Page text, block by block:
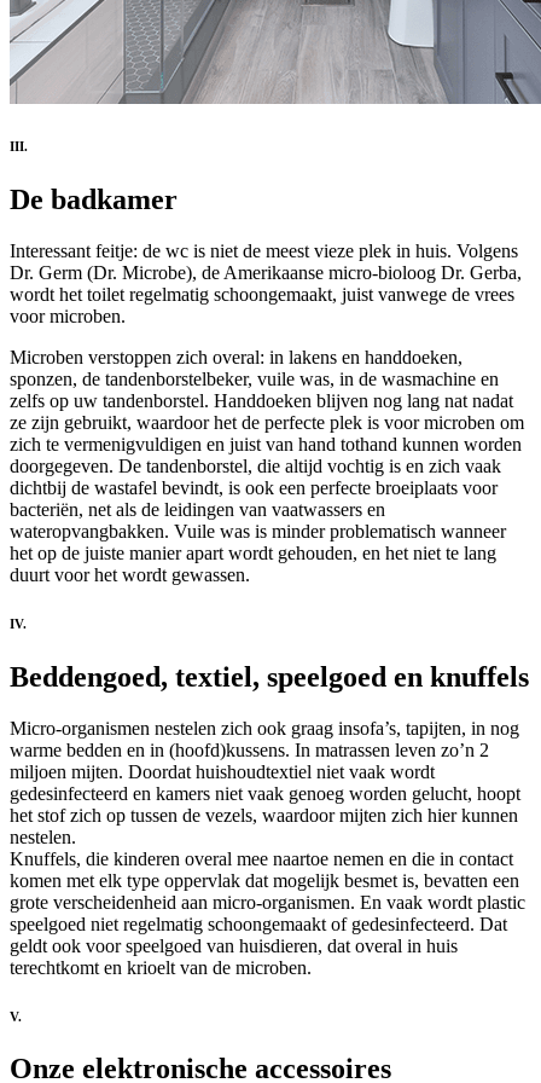
III.
De badkamer
Interessant feitje: de wc is niet de meest vieze plek in huis. Volgens
Dr. Germ (Dr. Microbe), de Amerikaanse micro-bioloog Dr. Gerba,
wordt het toilet regelmatig schoongemaakt, juist vanwege de vrees
voor microben.
Microben verstoppen zich overal: in lakens en handdoeken,
sponzen, de tandenborstelbeker, vuile was, in de wasmachine en
zelfs op uw tandenborstel. Handdoeken blijven nog lang nat nadat
ze zijn gebruikt, waardoor het de perfecte plek is voor microben om
zich te vermenigvuldigen en juist van hand tothand kunnen worden
doorgegeven. De tandenborstel, die altijd vochtig is en zich vaak
dichtbij de wastafel bevindt, is ook een perfecte broeiplaats voor
bacteriën, net als de leidingen van vaatwassers en
wateropvangbakken. Vuile was is minder problematisch wanneer
het op de juiste manier apart wordt gehouden, en het niet te lang
duurt voor het wordt gewassen.
IV.
Beddengoed, textiel, speelgoed en knuffels
Micro-organismen nestelen zich ook graag insofa’s, tapijten, in nog
warme bedden en in (hoofd)kussens. In matrassen leven zo’n 2
miljoen mijten. Doordat huishoudtextiel niet vaak wordt
gedesinfecteerd en kamers niet vaak genoeg worden gelucht, hoopt
het stof zich op tussen de vezels, waardoor mijten zich hier kunnen
nestelen.
Knuffels, die kinderen overal mee naartoe nemen en die in contact
komen met elk type oppervlak dat mogelijk besmet is, bevatten een
grote verscheidenheid aan micro-organismen. En vaak wordt plastic
speelgoed niet regelmatig schoongemaakt of gedesinfecteerd. Dat
geldt ook voor speelgoed van huisdieren, dat overal in huis
terechtkomt en krioelt van de microben.
V.
Onze elektronische accessoires